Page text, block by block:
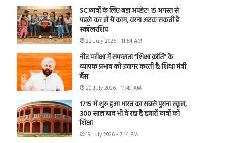
SC छात्रों के लिए बड़ा अपडेट! 15 अगस्त से
पहले कर लें ये काम, वरना अटक सकती है
स्कॉलरशिप
22 July 2026 - 11:54 AM
नीट परीक्षा में सफलता “शिक्षा क्रांति” के
व्यापक प्रभाव को उजागर करती है: शिक्षा मंत्री
बैंस
20 July 2026 - 11:43 AM
1715 में शुरू हुआ भारत का सबसे पुराना स्कूल,
300 साल बाद भी दे रहा है हजारों छात्रों को
शिक्षा
19 July 2026 - 7:14 PM